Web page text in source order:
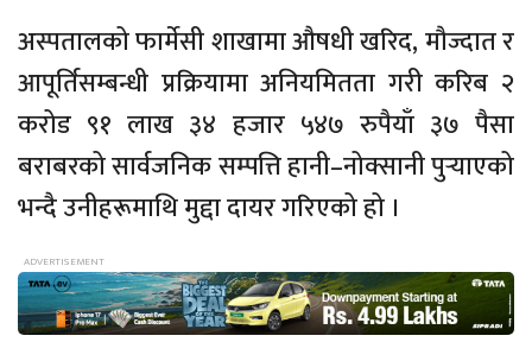
अस्पतालको फार्मेसी शाखामा औषधी खरिद, मौज्दात र
आपूर्तिसम्बन्धी प्रक्रियामा अनियमितता गरी करिब २
करोड ९१ लाख ३४ हजार ५४७ रुपैयाँ ३७ पैसा
बराबरको सार्वजनिक सम्पत्ति हानी–नोक्सानी पुर्‍याएको
भन्दै उनीहरूमाथि मुद्दा दायर गरिएको हो ।